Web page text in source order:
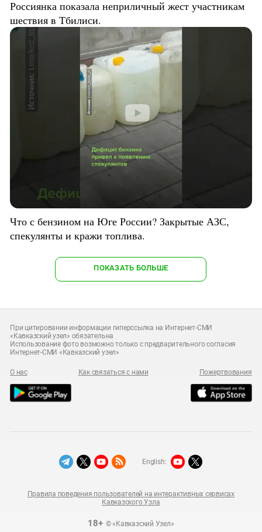
Россиянка показала неприличный жест участникам
шествия в Тбилиси.
Что с бензином на Юге России? Закрытые АЗС,
спекулянты и кражи топлива.
ПОКАЗАТЬ БОЛЬШЕ
При цитировании информации гиперссылка на Интернет-СМИ
«Кавказский узел» обязательна
Использование фото возможно только с предварительного согласия
Интернет-СМИ «Кавказский узел»
О нас Как связаться с нами Пожертвования
18+© «Кавказский Узел»
Правила поведения пользователей на интерактивных сервисах
Кавказского Узла
English: